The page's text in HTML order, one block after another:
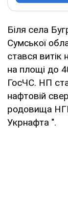
Біля села
Сумської
стався
на площі до
ГосЧС. НП
нафтовій
родовища
Укрнафта ".